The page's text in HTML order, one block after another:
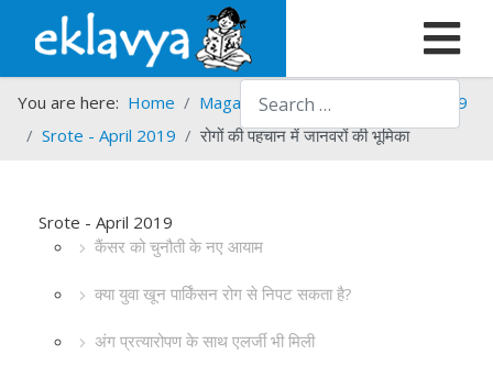
Search
You are here: Home Magazines Srote
Srote - 2019
Srote - April 2019
रोगों की पहचान में जानवरों की भूमिका
Srote - April 2019
कैंसर को चुनौती के नए आयाम
क्या युवा खून पार्किंसन रोग से निपट सकता है?
अंग प्रत्यारोपण के साथ एलर्जी भी मिली